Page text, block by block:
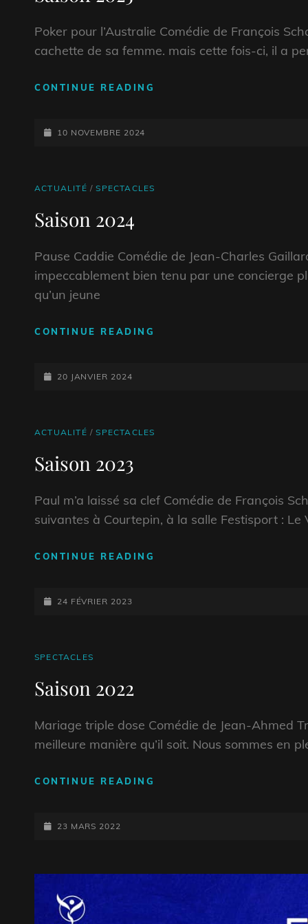
Poker pour l’Australie Comédie de François
cachette de sa femme. mais cette fois-ci, il a
CONTINUE READING
POSTED-
10 NOVEMBRE 2024
CAT
ACTUALITÉ /SPECTACLES
Saison 2024
Pause Caddie Comédie de Jean-Charles
impeccablement bien tenu par une concierge
qu’un jeune
CONTINUE READING
POSTED-
20 JANVIER 2024
CAT
ACTUALITÉ /SPECTACLES
Saison 2023
Paul m’a laissé sa clef Comédie de François
suivantes à Courtepin, à la salle Festisport :
CONTINUE READING
POSTED-
24 FÉVRIER 2023
CAT
SPECTACLES
Saison 2022
Mariage triple dose Comédie de Jean-Ahmed
meilleure manière qu’il soit. Nous sommes en
CONTINUE READING
POSTED-
23 MARS 2022